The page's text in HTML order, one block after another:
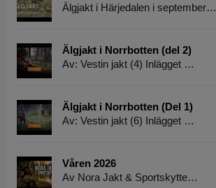
Älgjakt i Härjedalen i september…
Älgjakt i Norrbotten (del 2)
Av: Vestin jakt (4) Inlägget …
Älgjakt i Norrbotten (Del 1)
Av: Vestin jakt (6) Inlägget …
Våren 2026
Av Nora Jakt & Sportskytte…